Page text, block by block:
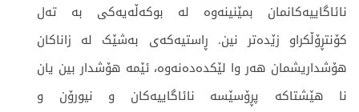
نائاگاییەکانمان بمێنینەوە لە بوکەڵەیەکی بە تەل
کۆنتڕۆڵکراو زێدەتر نین. ڕاستیەکەی بەشێک لە زاناکان
هۆشداریشمان هەر وا لێکدەدەنەوە، ئێمە هۆشدار بین یان
نا هێشتاکە پڕۆسێسە نائاگاییەکان و نیورۆن و